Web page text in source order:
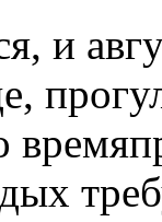
и